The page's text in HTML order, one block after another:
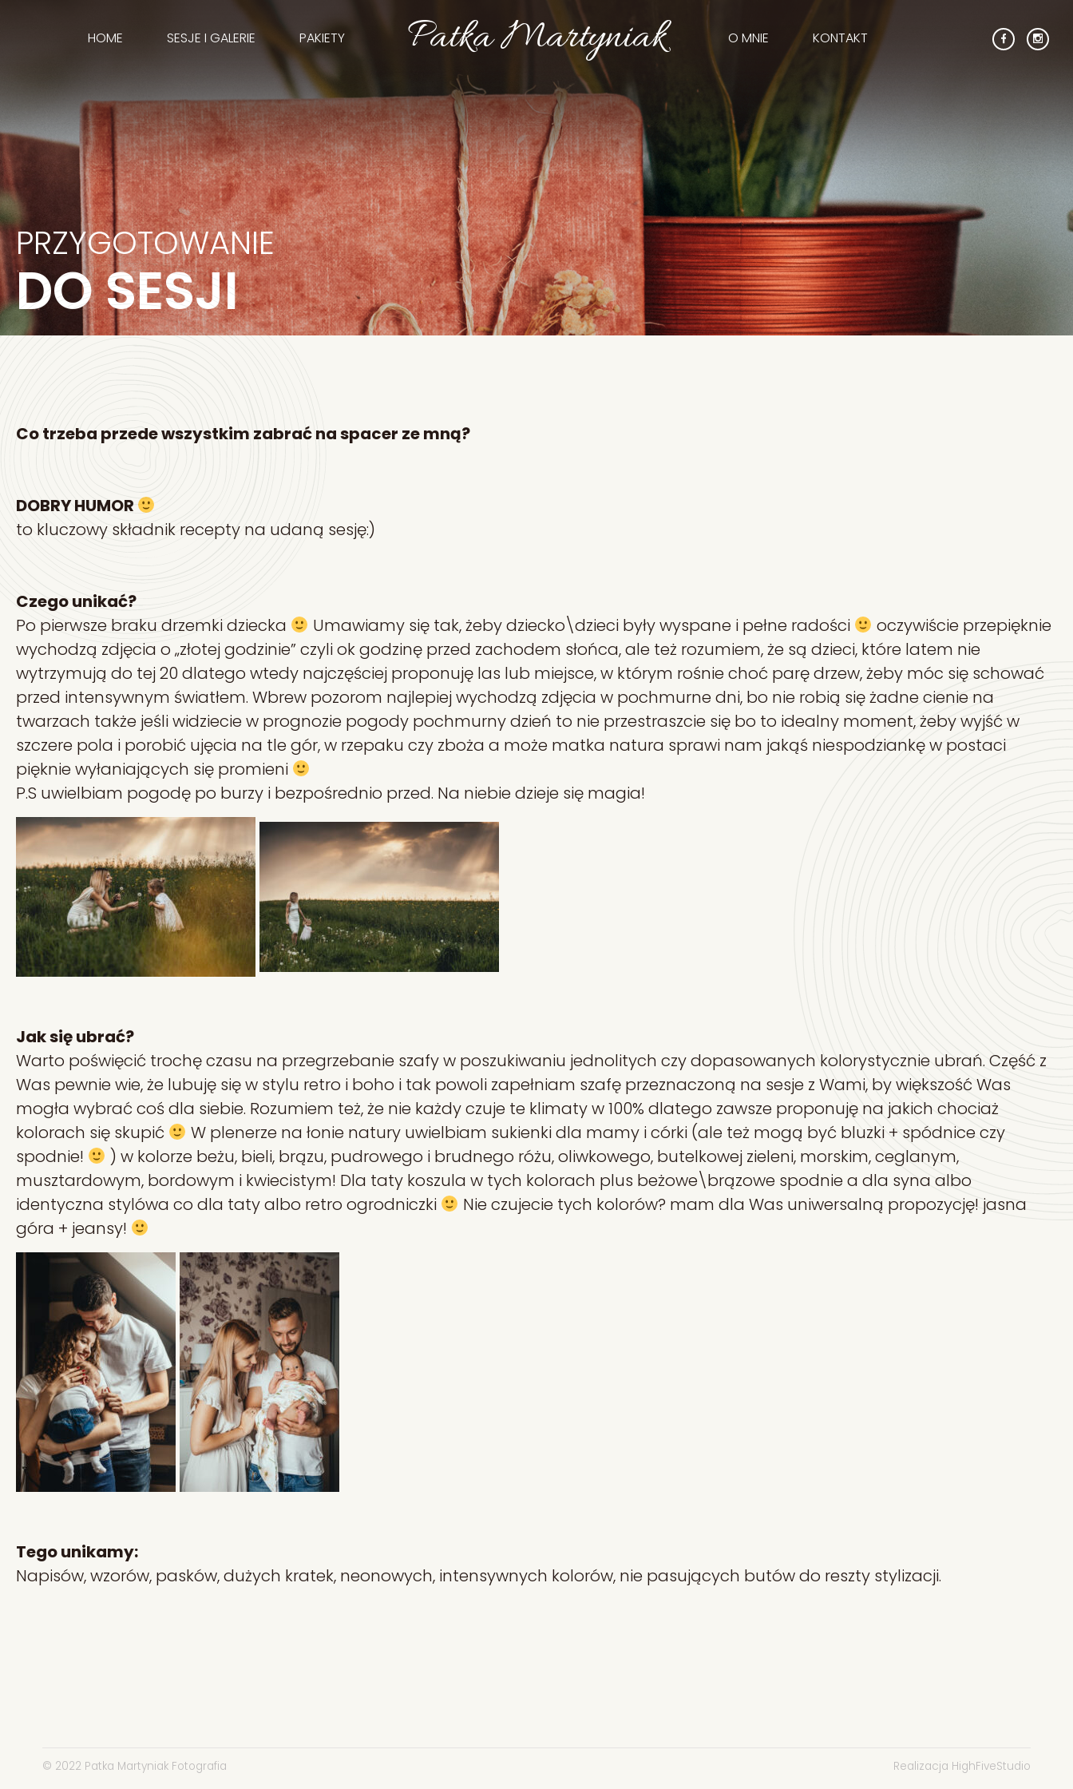
HOME SESJE I GALERIE PAKIETY Patka Martyniak O MNIE KONTAKT
PRZYGOTOWANIE
DO SESJI
Co trzeba przede wszystkim zabrać na spacer ze mną?
DOBRY HUMOR
to kluczowy składnik recepty na udaną sesję:)
Czego unikać?
Po pierwsze braku drzemki dziecka
Umawiamy się tak, żeby dziecko\dzieci były wyspane i pełne radości
oczywiście przepięknie
wychodzą zdjęcia o „złotej godzinie” czyli ok godzinę przed zachodem słońca, ale też rozumiem, że są dzieci, które latem nie
wytrzymują do tej 20 dlatego wtedy najczęściej proponuję las lub miejsce, w którym rośnie choć parę drzew, żeby móc się schować
przed intensywnym światłem. Wbrew pozorom najlepiej wychodzą zdjęcia w pochmurne dni, bo nie robią się żadne cienie na
twarzach także jeśli widziecie w prognozie pogody pochmurny dzień to nie przestraszcie się bo to idealny moment, żeby wyjść w
szczere pola i porobić ujęcia na tle gór, w rzepaku czy zboża a może matka natura sprawi nam jakąś niespodziankę w postaci
pięknie wyłaniających się promieni
P.S uwielbiam pogodę po burzy i bezpośrednio przed. Na niebie dzieje się magia!
Jak się ubrać?
Warto poświęcić trochę czasu na przegrzebanie szafy w poszukiwaniu jednolitych czy dopasowanych kolorystycznie ubrań. Część z
Was pewnie wie, że lubuję się w stylu retro i boho i tak powoli zapełniam szafę przeznaczoną na sesje z Wami, by większość Was
mogła wybrać coś dla siebie. Rozumiem też, że nie każdy czuje te klimaty w 100% dlatego zawsze proponuję na jakich chociaż
kolorach się skupić
W plenerze na łonie natury uwielbiam sukienki dla mamy i córki (ale też mogą być bluzki + spódnice czy
spodnie!
) w kolorze beżu, bieli, brązu, pudrowego i brudnego różu, oliwkowego, butelkowej zieleni, morskim, ceglanym,
musztardowym, bordowym i kwiecistym! Dla taty koszula w tych kolorach plus beżowe\brązowe spodnie a dla syna albo
identyczna stylówa co dla taty albo retro ogrodniczki
Nie czujecie tych kolorów? mam dla Was uniwersalną propozycję! jasna
góra + jeansy!
Tego unikamy:
Napisów, wzorów, pasków, dużych kratek, neonowych, intensywnych kolorów, nie pasujących butów do reszty stylizacji.
© 2022 Patka Martyniak Fotografia Realizacja HighFiveStudio